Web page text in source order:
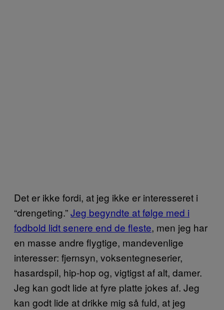
Det er ikke fordi, at jeg ikke er interesseret i
“drengeting.”Jeg begyndte at følge med i
fodbold lidt senere end de fleste, men jeg har
en masse andre flygtige, mandevenlige
interesser: fjernsyn, voksentegneserier,
hasardspil, hip-hop og, vigtigst af alt, damer.
Jeg kan godt lide at fyre platte jokes af. Jeg
kan godt lide at drikke mig så fuld, at jeg